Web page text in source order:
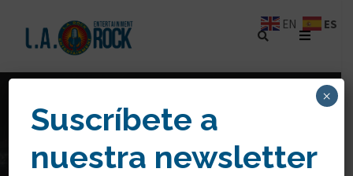
DAY
EN ES
Suscríbete a
nuestra newsletter
×